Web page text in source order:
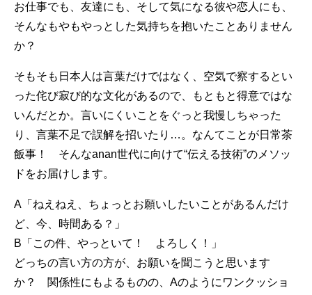
お仕事でも、友達にも、そして気になる彼や恋人にも、
そんなもやもやっとした気持ちを抱いたことありません
か？
そもそも日本人は言葉だけではなく、空気で察するとい
った侘び寂び的な文化があるので、もともと得意ではな
いんだとか。言いにくいことをぐっと我慢しちゃった
り、言葉不足で誤解を招いたり…。なんてことが日常茶
飯事！ そんなanan世代に向けて“伝える技術”のメソッ
ドをお届けします。
A「ねえねえ、ちょっとお願いしたいことがあるんだけ
ど、今、時間ある？」
B「この件、やっといて！ よろしく！」
どっちの言い方の方が、お願いを聞こうと思います
か？ 関係性にもよるものの、Aのようにワンクッショ